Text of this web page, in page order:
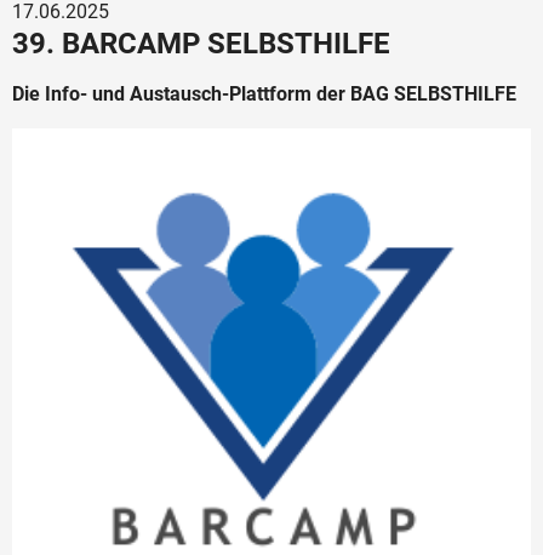
17.06.2025
39. BARCAMP SELBSTHILFE
Die Info- und Austausch-Plattform der BAG SELBSTHILFE